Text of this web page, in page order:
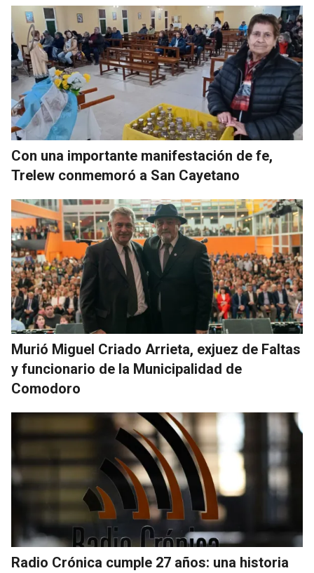
Con una importante manifestación de fe,
Trelew conmemoró a San Cayetano
Murió Miguel Criado Arrieta, exjuez de Faltas
y funcionario de la Municipalidad de
Comodoro
Radio Crónica cumple 27 años: una historia